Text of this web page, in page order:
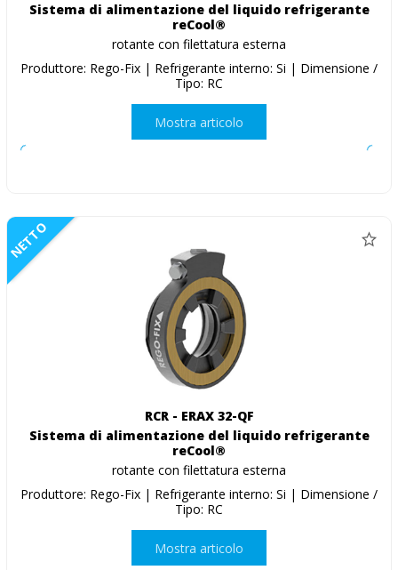
Sistema di alimentazione del liquido refrigerante
reCool®
rotante con filettatura esterna
Produttore: Rego-Fix | Refrigerante interno: Si | Dimensione /
Tipo: RC
Mostra articolo
NETTO
RCR - ERAX 32-QF
Sistema di alimentazione del liquido refrigerante
reCool®
rotante con filettatura esterna
Produttore: Rego-Fix | Refrigerante interno: Si | Dimensione /
Tipo: RC
Mostra articolo